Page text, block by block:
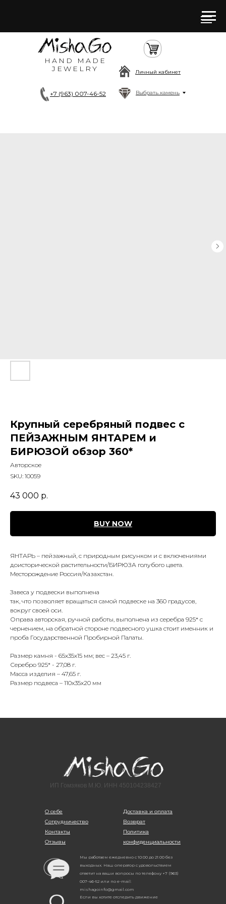
HAND MADE
JEWELRY
+7 (963) 007-46-52 Выбрать камень
Личный кабинет
Крупный серебряный подвес с
ПЕЙЗАЖНЫМ ЯНТАРЕМ и
БИРЮЗОЙ обзор 360*
Авторское
SKU: 10059
43 000 р.
BUY NOW
ЯНТАРЬ – пейзажный, с природным рисунком и с включениями
доисторической растительности/БИРЮЗА голубого цвета.
Месторождение Россия/Казахстан.
Завеса у подвески выполнена
так, что позволяет вращаться самой подвеске на 360 градусов,
вокруг своей оси.
Оправа авторская, ручной работы, выполнена из серебра 925* с
чернением, на обратной стороне подвесного ушка стоит именник и
проба Государственной Пробирной Палаты.
Размер камня - 65х35х15 мм; вес – 23,45 г.
Серебро 925* - 27,08 г.
Масса изделия – 47,65 г.
Размер подвеса – 110х35х20 мм
О себе
Сотрудничество
Контакты
Отзывы
ИП Гомзяков М.Ю. ИНН 450104238427
Доставка и оплата
Возврат
Политика
конфиденциальности
Мы работаем ежедневно с 10:00 до 21:00 без
выходных. Наш оператор с удовольствием
ответит на ваши вопросы по телефону +7 (963)
007-46-52 или по e-mail:
mishagoinfo@gmail.com
Если вы хотите отследить движение